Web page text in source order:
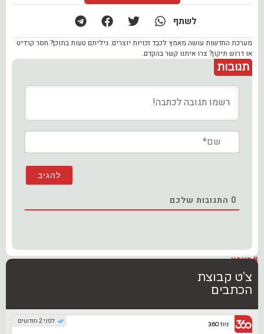
לשתף
מערכת החדשות עושה מאמץ לכבד זכויות יוצרים. גיליתם טעות בתוכן? חסר קרדיט
או דרוש תיקון? צרו איתנו קשר בהקדם.
תגובות
0 התגובות שלכם
#בארץ
צ'ט קבוצת
הכתבים
לפני 2 חודשים ניוז 360